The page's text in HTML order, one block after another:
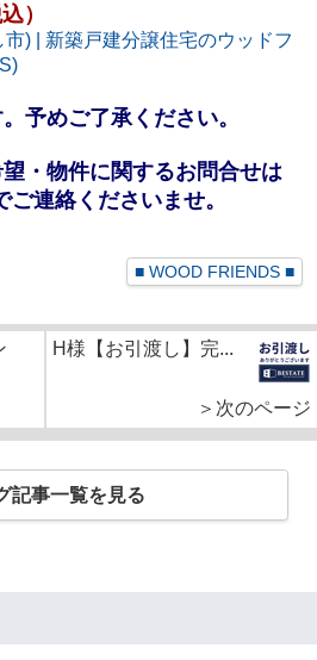
）
) | 新築戸建分譲住宅のウッドフ
予めご了承ください。
・物件に関するお問合せは
連絡くださいませ。
■ WOOD FRIENDS ■
H様【お引渡し】完...
＞次のページ
記事一覧を見る